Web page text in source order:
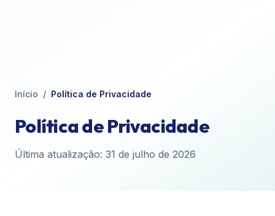
Início / Política de Privacidade
Política de Privacidade
Última atualização: 31 de julho de 2026